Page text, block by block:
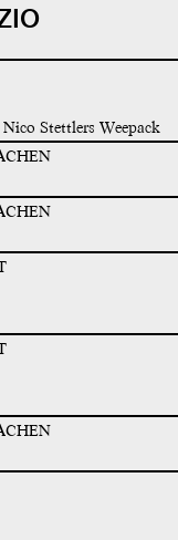
Stettlers Weepack